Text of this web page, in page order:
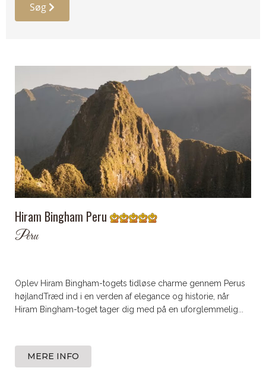
Søg
Hiram Bingham Peru
Peru
Oplev Hiram Bingham-togets tidløse charme gennem Perus
højlandTræd ind i en verden af elegance og historie, når
Hiram Bingham-toget tager dig med på en uforglemmelig...
MERE INFO